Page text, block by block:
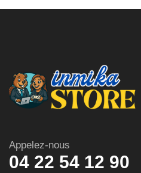
Appelez-nous
04 22 54 12 90